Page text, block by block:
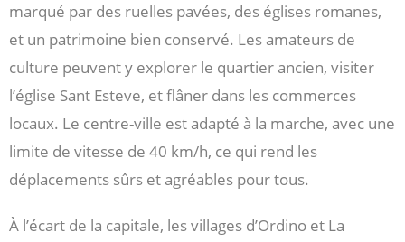
marqué par des ruelles pavées, des églises romanes,
et un patrimoine bien conservé. Les amateurs de
culture peuvent y explorer le quartier ancien, visiter
l’église Sant Esteve, et flâner dans les commerces
locaux. Le centre-ville est adapté à la marche, avec une
limite de vitesse de 40 km/h, ce qui rend les
déplacements sûrs et agréables pour tous.
À l’écart de la capitale, les villages d’Ordino et La